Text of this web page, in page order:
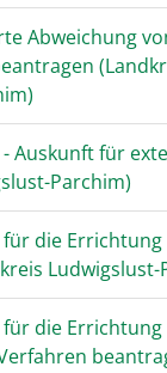
Abweichung
Auskunft für
Parchim)
die Errichtung
Ludwigslust-
die Errichtung